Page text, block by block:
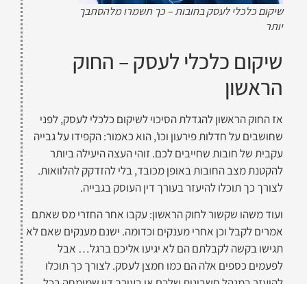
שיקום כלכלי לעסק בחובות – כך תשמרו מלהסתבך
יותר
שיקום כלכלי לעסק – החוק
הראשון
אז החוק הראשון להגדלת הסיכוי לשיקום כלכלי לעסק, לפני
שחושבים על חדלות פירעון וכו', הוא כאמור: הקפידו על גבייה
עקבית של חובות שחייבים לכם. זוהי העצה היעילה ביותר
להקטנת מצב החובות באופן מכובד, בלי להזדקק להלוואות.
לצורך כך תוכלו להיעזר בעורך דין העוסק בגבייה.
ועוד משהו שקשור לחוק הראשון: עקבו אחר החזרי מס שאתם
אמרים לקבל וכן אחרי מענקים וכדומה. ישנם מענקים שאם לא
תגישו בקשה לקבלתם הם לא יגיעו אליכם ברגל… אבל
לפעמים כספים אלה הם כמו חמצן לעסק. לצורך כך תוכלו